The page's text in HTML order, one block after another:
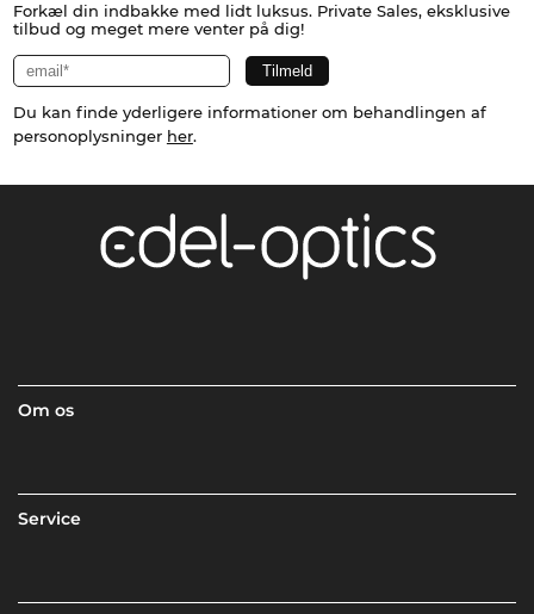
Forkæl din indbakke med lidt luksus. Private Sales, eksklusive
tilbud og meget mere venter på dig!
Du kan finde yderligere informationer om behandlingen af
personoplysninger her.
Om os
Service